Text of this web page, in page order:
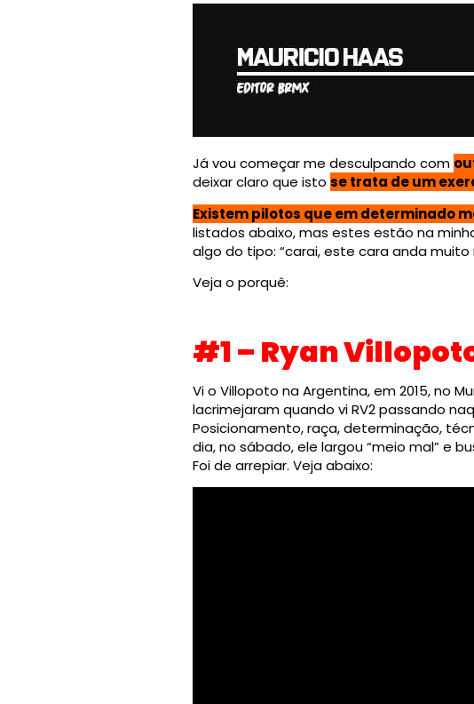
Já vou começar me desculpando com
deixar claro que isto se trata de um
Existem pilotos que em determinado
listados abaixo, mas estes estão na
algo do tipo: “carai, este cara anda muito
Veja o porquê:
#1 – Ryan
Vi o Villopoto na Argentina, em 2015, no
lacrimejaram quando vi RV2 passando
Posicionamento, raça, determinação,
dia, no sábado, ele largou “meio mal” e
Foi de arrepiar. Veja abaixo: